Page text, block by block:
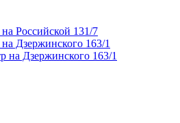
Российской 131/7
Дзержинского 163/1
на Дзержинского 163/1